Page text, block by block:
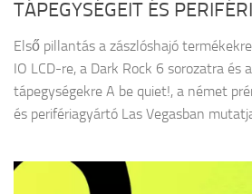
TÁPEGYSÉGEIT ÉS
Első pillantás a zászlóshajó
IO LCD-re, a Dark Rock 6 sorozatra és
tápegységekre A be quiet!, a német
és perifériagyártó Las Vegasban